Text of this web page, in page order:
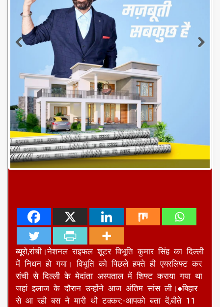
ब्यूरो,रांची।नेशनल राइफल शूटर विभूति कुमार सिंह का दिल्ली
में निधन हो गया। विभूति को पिछले हफ्ते ही एयरलिफ्ट कर
रांची से दिल्ली के मेदांता अस्पताल में शिफ्ट कराया गया था
जहां इलाज के दौरान उन्होंने आज अंतिम सांस ली।●बिहार
से आ रही बस ने मारी थी टक्कर:-आपको बता दें,बीते 11